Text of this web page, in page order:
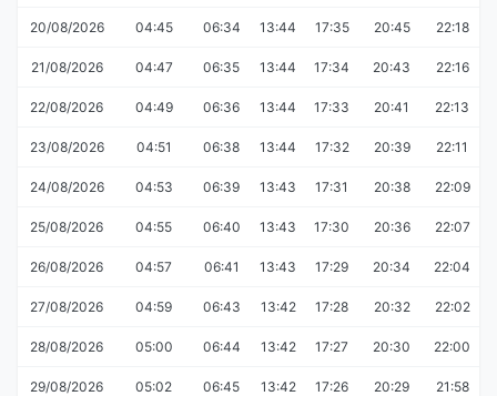
20/08/2026 04:45 06:34 13:44 17:35 20:45 22:18
21/08/2026 04:47 06:35 13:44 17:34 20:43 22:16
22/08/2026 04:49 06:36 13:44 17:33 20:41 22:13
23/08/2026 04:51 06:38 13:44 17:32 20:39 22:11
24/08/2026 04:53 06:39 13:43 17:31 20:38 22:09
25/08/2026 04:55 06:40 13:43 17:30 20:36 22:07
26/08/2026 04:57 06:41 13:43 17:29 20:34 22:04
27/08/2026 04:59 06:43 13:42 17:28 20:32 22:02
28/08/2026 05:00 06:44 13:42 17:27 20:30 22:00
29/08/2026 05:02 06:45 13:42 17:26 20:29 21:58